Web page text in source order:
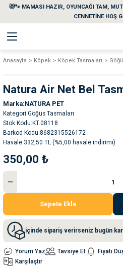
😻🐾 MAMASI HAZIR, OYUNCAĞI TAM,
CENNETİNE HOŞ
Geri Dön
Geri Dön
Temizlik Ürünleri
Geri Dön
Geri Dön
Geri Dön
Geri Dön
Anasayfa Köpek Köpek Tasmaları
Natura Air Net Bel
Marka NATURA PET
Kategori Göğüs Tasmaları
Stok Kodu KT.08118
Barkod Kodu 8682315526172
Havale 332,50 TL (%5,00 havale indirimi)
350,00 ₺
Sepete Ekle
içinde sipariş verirseniz bugün
Yorum Yaz Tavsiye Et Fiyatı
Karşılaştır